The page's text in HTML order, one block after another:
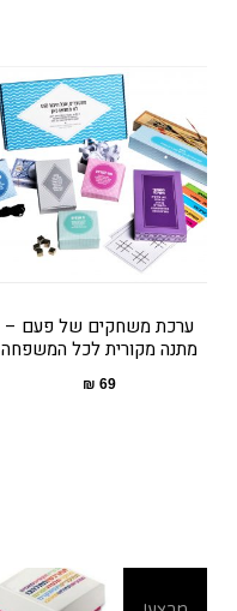
ערכת משחקים של פעם –
מתנה מקורית לכל המשפחה
69
₪